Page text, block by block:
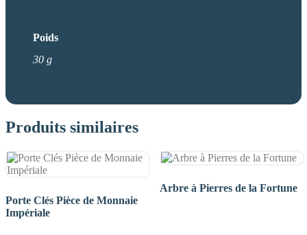
Poids
30 g
Produits similaires
Porte Clés Pièce de Monnaie
Impériale
Arbre à Pierres de la Fortune